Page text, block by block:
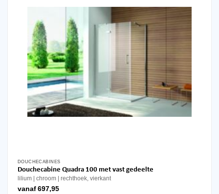
productpagina
DOUCHECABINES
Douchecabine Quadra 100 met vast gedeelte
lilium chroom rechthoek, vierkant
vanaf 697,95
Dit
product